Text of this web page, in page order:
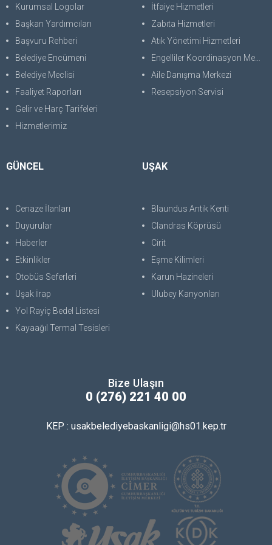
Kurumsal Logolar
Başkan Yardımcıları
Başvuru Rehberi
Belediye Encümeni
Belediye Meclisi
Faaliyet Raporları
Gelir ve Harç Tarifeleri
Hizmetlerimiz
İtfaiye Hizmetleri
Zabıta Hizmetleri
Atık Yönetimi Hizmetleri
Engelliler Koordinasyon Merkezi
Aile Danışma Merkezi
Resepsiyon Servisi
GÜNCEL
Cenaze İlanları
Duyurular
Haberler
Etkinlikler
Otobüs Seferleri
Uşak İrap
Yol Rayiç Bedel Listesi
Kayaağıl Termal Tesisleri
UŞAK
Blaundus Antik Kenti
Clandras Köprüsü
Cirit
Eşme Kilimleri
Karun Hazineleri
Ulubey Kanyonları
Bize Ulaşın
0 (276) 221 40 00
KEP : usakbelediyebaskanligi@hs01.kep.tr